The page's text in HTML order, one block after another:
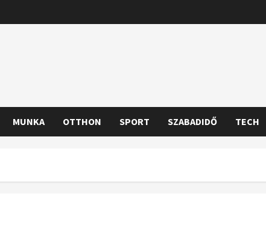
MUNKA OTTHON SPORT SZABADIDŐ TECH